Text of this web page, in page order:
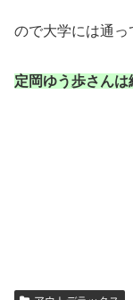
ので大学には通っ
定岡ゆう歩さん